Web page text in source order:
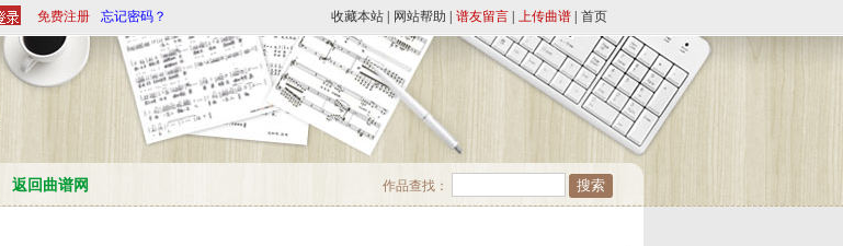
免费注册 忘记密码？ 收藏本站 网站帮助 谱友留言 上传曲谱 首页
作品查找：
返回曲谱网